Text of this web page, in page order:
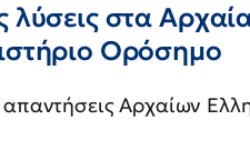
λύσεις στα
Ορόσημο
απαντήσεις Αρχαίων